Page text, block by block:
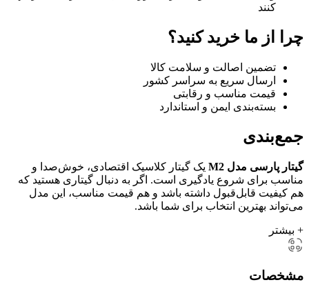
کنند
چرا از ما خرید کنید؟
تضمین اصالت و سلامت کالا
ارسال سریع به سراسر کشور
قیمت مناسب و رقابتی
بسته‌بندی ایمن و استاندارد
جمع‌بندی
گیتار پارسی مدل M2
یک گیتار کلاسیک اقتصادی، خوش‌صدا و
مناسب برای شروع یادگیری است. اگر به دنبال گیتاری هستید که
هم کیفیت قابل‌قبول داشته باشد و هم قیمت مناسب، این مدل
می‌تواند بهترین انتخاب برای شما باشد.
+ بیشتر
مشخصات